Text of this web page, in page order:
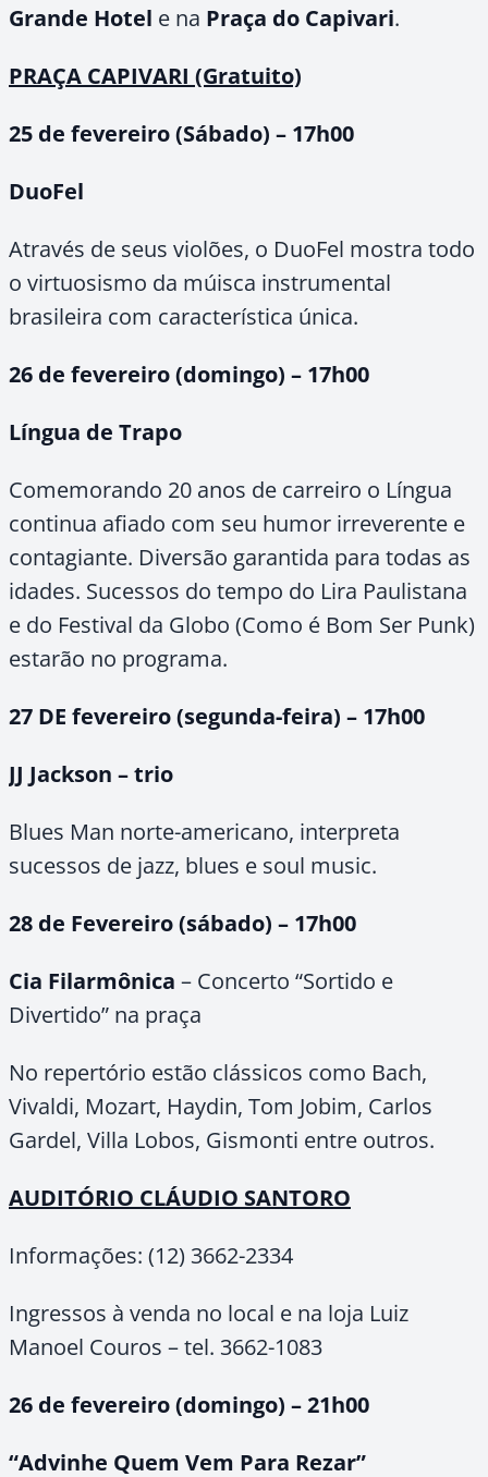
Grande Hotel e na Praça do Capivari.
PRAÇA CAPIVARI (Gratuito)
25 de fevereiro (Sábado) – 17h00
DuoFel
Através de seus violões, o DuoFel mostra todo
o virtuosismo da múisca instrumental
brasileira com característica única.
26 de fevereiro (domingo) – 17h00
Língua de Trapo
Comemorando 20 anos de carreiro o Língua
continua afiado com seu humor irreverente e
contagiante. Diversão garantida para todas as
idades. Sucessos do tempo do Lira Paulistana
e do Festival da Globo (Como é Bom Ser Punk)
estarão no programa.
27 DE fevereiro (segunda-feira) – 17h00
JJ Jackson – trio
Blues Man norte-americano, interpreta
sucessos de jazz, blues e soul music.
28 de Fevereiro (sábado) – 17h00
Cia Filarmônica – Concerto “Sortido e
Divertido” na praça
No repertório estão clássicos como Bach,
Vivaldi, Mozart, Haydin, Tom Jobim, Carlos
Gardel, Villa Lobos, Gismonti entre outros.
AUDITÓRIO CLÁUDIO SANTORO
Informações: (12) 3662-2334
Ingressos à venda no local e na loja Luiz
Manoel Couros – tel. 3662-1083
26 de fevereiro (domingo) – 21h00
“Advinhe Quem Vem Para Rezar”